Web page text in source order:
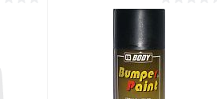
В корзину
Купить в 1